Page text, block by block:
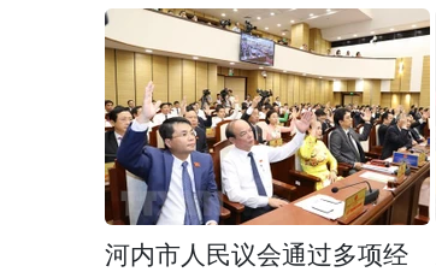
河内市人民议会通过多项经